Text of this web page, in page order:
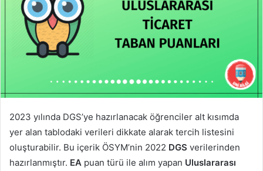
2023 yılında DGS’ye hazırlanacak öğrenciler alt kısımda
yer alan tablodaki verileri dikkate alarak tercih listesini
oluşturabilir. Bu içerik ÖSYM’nin 2022 DGS verilerinden
hazırlanmıştır. EA puan türü ile alım yapan Uluslararası